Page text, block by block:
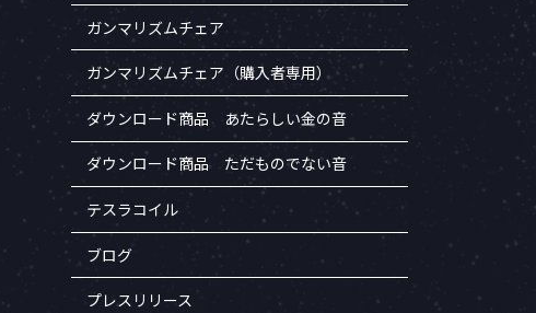
ガンマリズムチェア
ガンマリズムチェア（購入者専用）
ダウンロード商品 あたらしい金の音
ダウンロード商品 ただものでない音
テスラコイル
ブログ
プレスリリース